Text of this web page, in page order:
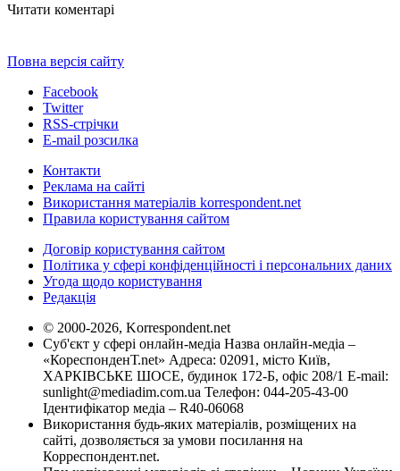
Читати коментарі
Повна версія сайту
Facebook
Twitter
RSS-стрічки
E-mail розсилка
Контакти
Реклама на сайті
Використання матеріалів korrespondent.net
Правила користування сайтом
Договір користування сайтом
Політика у сфері конфіденційності і персональних даних
Угода щодо користування
Редакція
© 2000-2026, Korrespondent.net
Суб'єкт у сфері онлайн-медіа Назва онлайн-медіа –
«КореспонденТ.net» Адреса: 02091, місто Київ,
ХАРКІВСЬКЕ ШОСЕ, будинок 172-Б, офіс 208/1 E-mail:
sunlight@mediadim.com.ua Телефон: 044-205-43-00
Ідентифікатор медіа – R40-06068
Використання будь-яких матеріалів, розміщених на
сайті, дозволяється за умови посилання на
Корреспондент.net.